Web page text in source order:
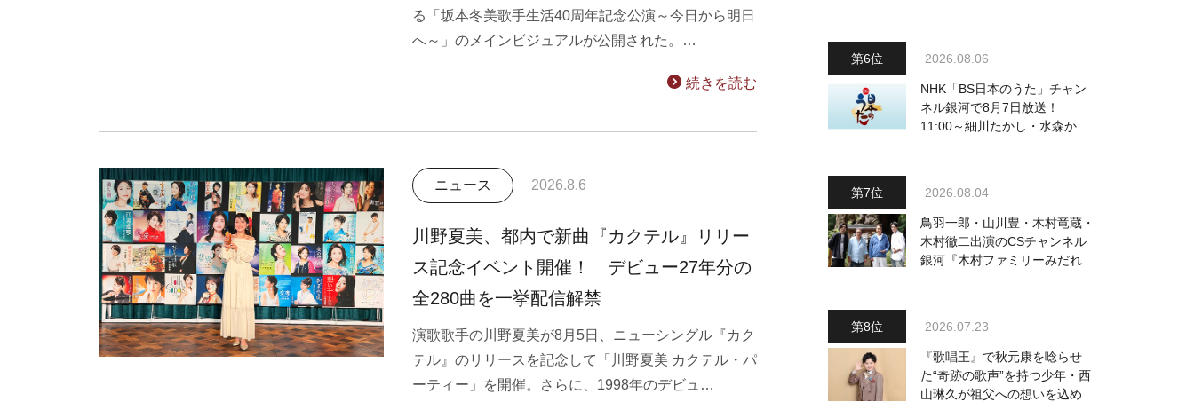
る「坂本冬美歌手生活40周年記念公演～今日から明日
へ～」のメインビジュアルが公開された。…
続きを読む
ニュース 2026.8.6
川野夏美、都内で新曲『カクテル』リリー
ス記念イベント開催！ デビュー27年分の
全280曲を一挙配信解禁
演歌歌手の川野夏美が8月5日、ニューシングル『カク
テル』のリリースを記念して「川野夏美 カクテル・パ
ーティー」を開催。さらに、1998年のデビュ…
2026.08.06
NHK「BS日本のうた」チャン
ネル銀河で8月7日放送！
11:00～細川たかし・水森かお
2026.08.04
鳥羽一郎・山川豊・木村竜蔵・
木村徹二出演のCSチャンネル
銀河『木村ファミリーみだれ旅
2026.07.23
『歌唱王』で秋元康を唸らせ
た“奇跡の歌声”を持つ少年・西
山琳久が祖父への想いを込めた